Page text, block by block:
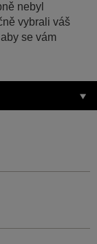
nebyl
vybrali váš
se vám